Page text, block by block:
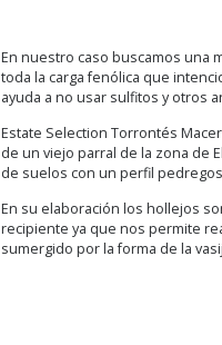
En nuestro caso buscamos una
toda la carga fenólica que
ayuda a no usar sulfitos y otros
Estate Selection Torrontés
de un viejo parral de la zona de
de suelos con un perfil
En su elaboración los hollejos
recipiente ya que nos permite
sumergido por la forma de la